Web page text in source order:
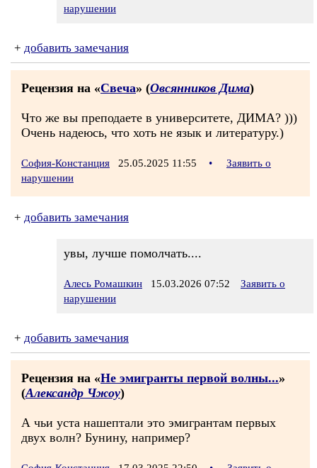
нарушении
+ добавить замечания
Рецензия на «Свеча» (Овсянников Дима)
Что же вы преподаете в университете, ДИМА? )))
Очень надеюсь, что хоть не язык и литературу.)
София-Констанция 25.05.2025 11:55 •
Заявить о
нарушении
+ добавить замечания
увы, лучше помолчать....
Алесь Ромашкин 15.03.2026 07:52
Заявить о
нарушении
+ добавить замечания
Рецензия на «Не эмигранты первой волны...»
(Александр Чжоу)
А чьи уста нашептали это эмигрантам первых
двух волн? Бунину, например?